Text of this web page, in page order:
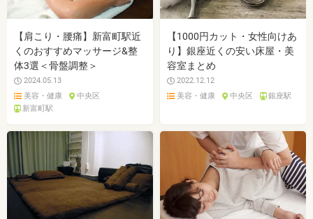
【肩こり・腰痛】新富町駅近
くのおすすめマッサージ&整
体3選＜骨盤調整＞
2024.05.13
美容・健康
中央区
新富町駅
【1000円カット・女性向けあ
り】銀座近くの安い床屋・美
容室まとめ
2022.12.12
美容・健康
中央区 銀座駅